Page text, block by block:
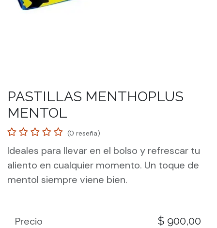
PASTILLAS MENTHOPLUS
MENTOL
(0 reseña)
Ideales para llevar en el bolso y refrescar tu
aliento en cualquier momento. Un toque de
mentol siempre viene bien.
Precio $ 900,00